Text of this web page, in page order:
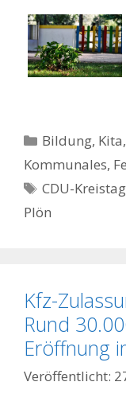
Kategorien
Bildung, Kita
Kommunales,
Schlagwörter
CDU-
Plön
Kfz-
Rund
Eröffnung